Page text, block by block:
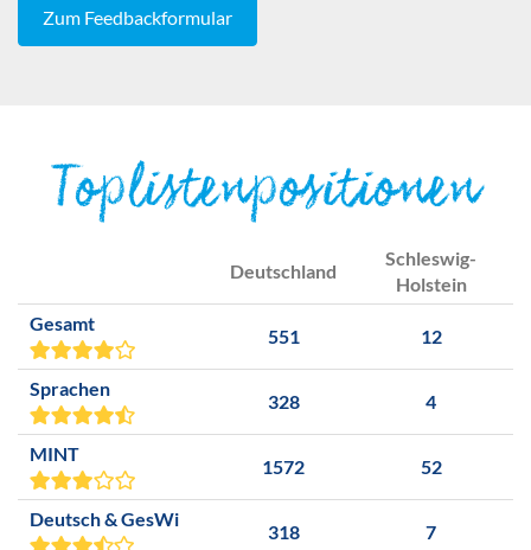
Zum Feedbackformular
Toplistenpositionen
Deutschland
Schleswig-
Holstein
Gesamt
551 12
Sprachen
328 4
MINT
1572 52
Deutsch & GesWi
318 7